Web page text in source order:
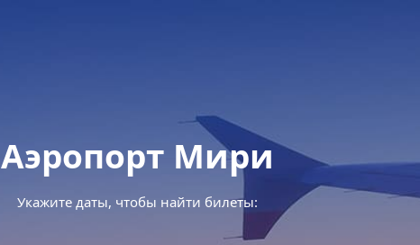
Аэропорт Мири
Укажите даты, чтобы найти билеты: